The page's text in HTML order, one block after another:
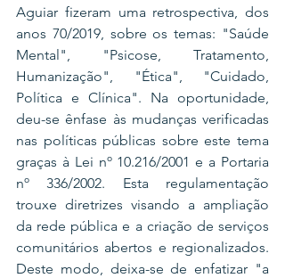
Aguiar fizeram uma retrospectiva, dos
anos 70/2019, sobre os temas: "Saúde
Mental", "Psicose, Tratamento,
Humanização", "Ética", "Cuidado,
Política e Clínica". Na oportunidade,
deu-se ênfase às mudanças verificadas
nas políticas públicas sobre este tema
graças à Lei nº 10.216/2001 e a Portaria
nº 336/2002. Esta regulamentação
trouxe diretrizes visando a ampliação
da rede pública e a criação de serviços
comunitários abertos e regionalizados.
Deste modo, deixa-se de enfatizar "a